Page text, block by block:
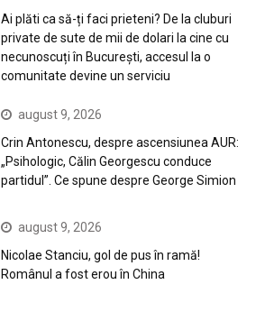
Ai plăti ca să-ți faci prieteni? De la cluburi
private de sute de mii de dolari la cine cu
necunoscuți în București, accesul la o
comunitate devine un serviciu
august 9, 2026
Crin Antonescu, despre ascensiunea AUR:
„Psihologic, Călin Georgescu conduce
partidul”. Ce spune despre George Simion
august 9, 2026
Nicolae Stanciu, gol de pus în ramă!
Românul a fost erou în China